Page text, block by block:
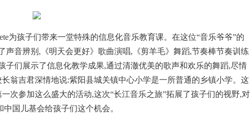
为孩子们带来一堂特殊的信息化音乐教育课。在这位“音乐爷爷”的
声音辨别,《明天会更好》歌曲演唱,《剪羊毛》舞蹈,节奏棒节奏训练
子们展示了信息化教学成果,通过清澈优美的歌声和欢乐的舞蹈,尽情
翁吉君深情地说:紫阳县城关镇中心小学是一所普通的乡镇小学。这
次参加这么盛大的活动,这次“长江音乐之旅”拓展了孩子们的视野,对
国儿基会给孩子们这个机会。